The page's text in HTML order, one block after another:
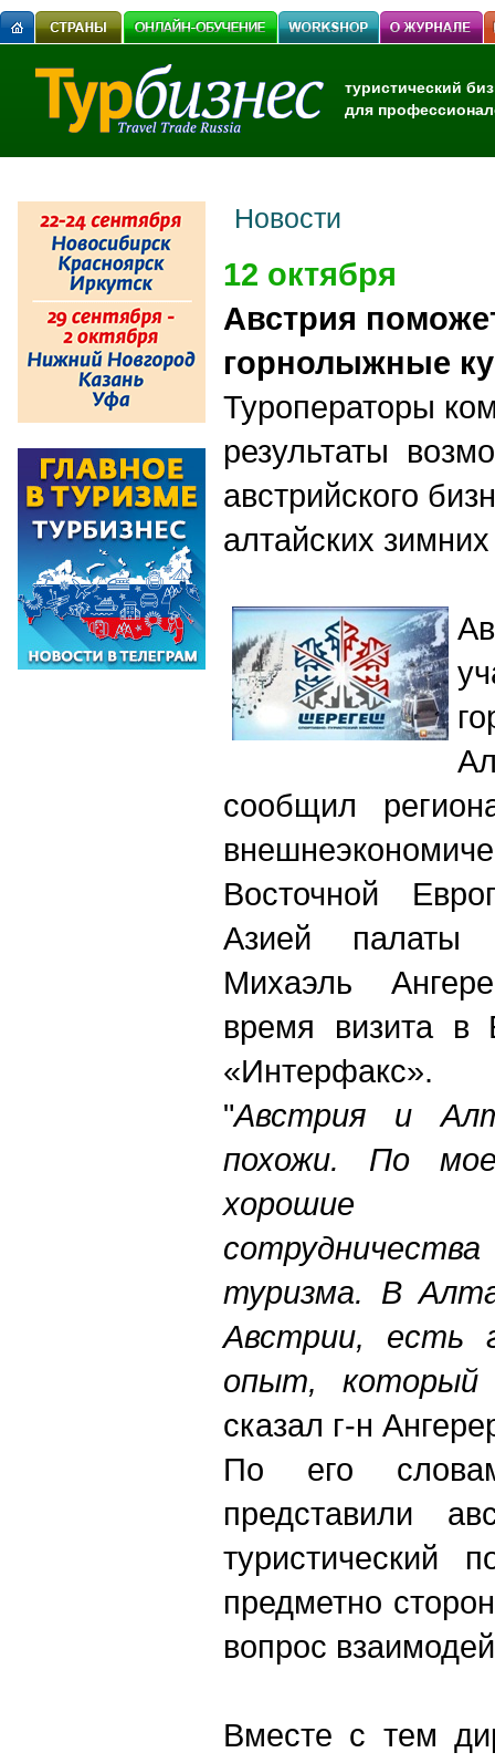
туристический
для
Новости
12 октября
Австрия
горнолыжные
Туроператоры
результаты
австрийского
алтайских
сообщил
Восточной
Азией палаты
Михаэль
время визита в
«Интерфакс».
"Австрия и
похожи. По
хорошие
туризма. В
Австрии, есть
опыт, который
сказал г-н
По его
представили
туристический
предметно
вопрос
Вместе с тем